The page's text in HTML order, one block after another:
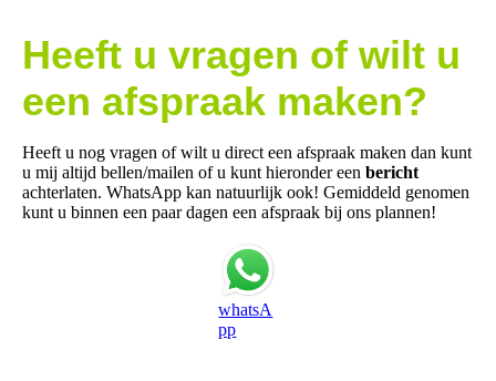
Heeft u vragen of wilt u
een afspraak maken?
Heeft u nog vragen of wilt u direct een afspraak maken dan kunt
u mij altijd bellen/mailen of u kunt hieronder een bericht
achterlaten. WhatsApp kan natuurlijk ook! Gemiddeld genomen
kunt u binnen een paar dagen een afspraak bij ons plannen!
whatsA
pp